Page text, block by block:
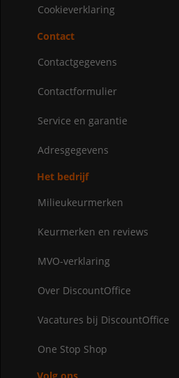
Cookieverklaring
Contact
Contactgegevens
Contactformulier
Service en garantie
Adresgegevens
Het bedrijf
Milieukeurmerken
Keurmerken en reviews
MVO-verklaring
Over DiscountOffice
Vacatures bij DiscountOffice
One Stop Shop